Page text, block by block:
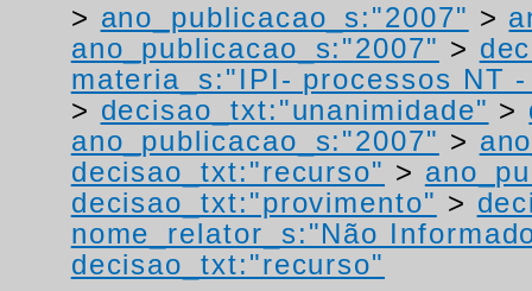
> ano_publicacao_s:"2007" >
ano_publicacao_s:"2007" >
materia_s:"IPI- processos NT
> decisao_txt:"unanimidade" >
ano_publicacao_s:"2007" >
decisao_txt:"recurso" >
decisao_txt:"provimento" >
nome_relator_s:"Não
decisao_txt:"recurso"